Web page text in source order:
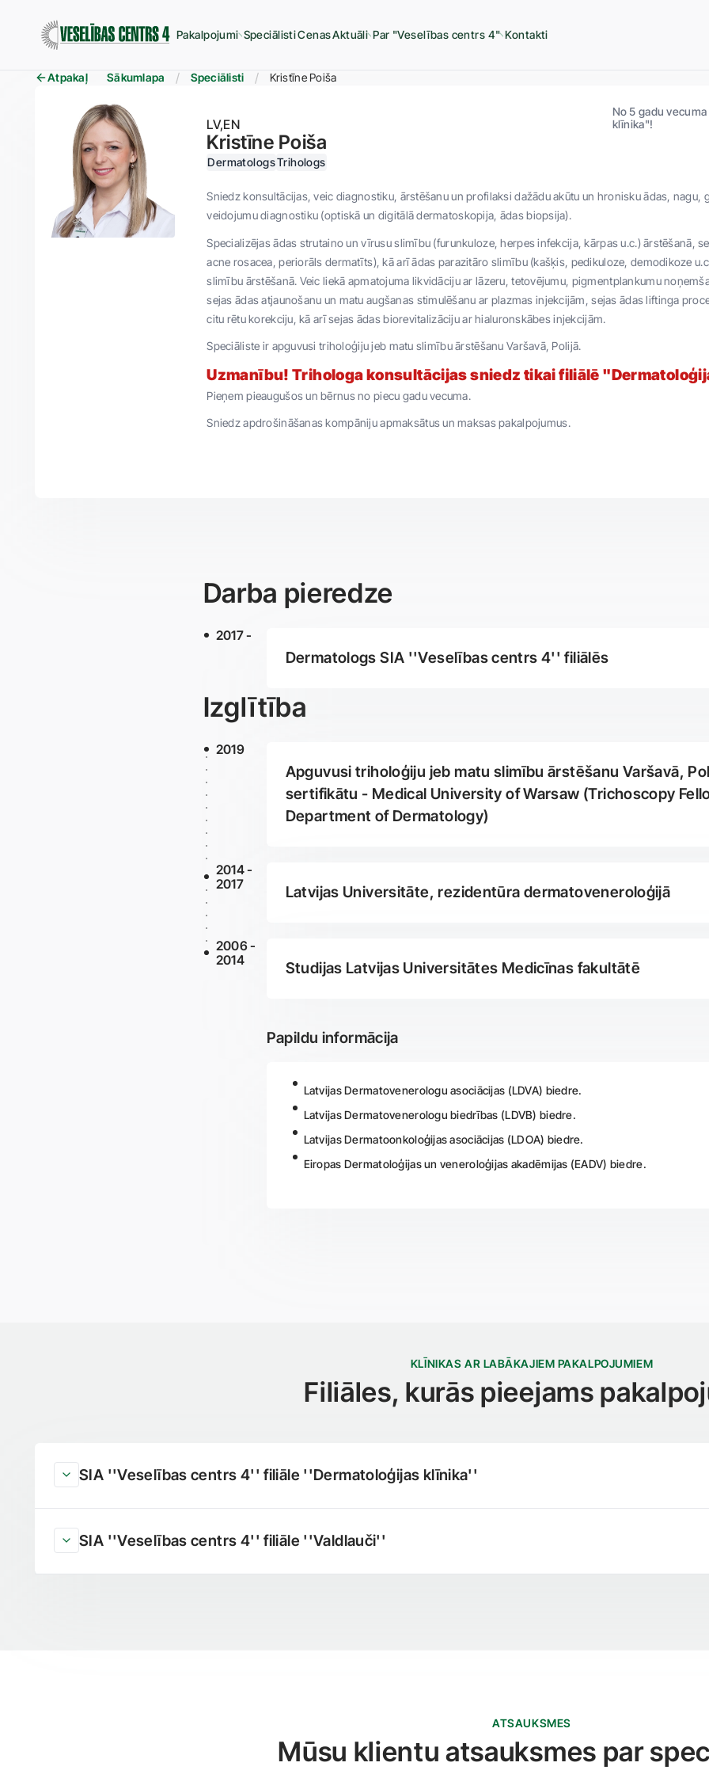
Pakalpojumi SpeciālistiCenasAktuāli Par "Veselības centrs 4" Kontakti
Atpakaļ Sākumlapa Speciālisti Kristīne Poiša
LV EN
No 5 gadu
klīnika"!
Kristīne Poiša
DermatologsTrihologs
Sniedz konsultācijas, veic diagnostiku, ārstēšanu un profilaksi dažādu akūtu un hronisku ādas,
veidojumu diagnostiku (optiskā un digitālā dermatoskopija, ādas biopsija).
Specializējas ādas strutaino un vīrusu slimību (furunkuloze, herpes infekcija, kārpas u.c.) ārstēšanā,
acne rosacea, periorāls dermatīts), kā arī ādas parazitāro slimību (kašķis, pedikuloze, demodikoze
slimību ārstēšanā. Veic liekā apmatojuma likvidāciju ar lāzeru, tetovējumu, pigmentplankumu
sejas ādas atjaunošanu un matu augšanas stimulēšanu ar plazmas injekcijām, sejas ādas liftinga
citu rētu korekciju, kā arī sejas ādas biorevitalizāciju ar hialuronskābes injekcijām.
Speciāliste ir apguvusi triholoģiju jeb matu slimību ārstēšanu Varšavā, Polijā.
Uzmanību! Trihologa konsultācijas sniedz tikai filiālē
Pieņem pieaugušos un bērnus no piecu gadu vecuma.
Sniedz apdrošināšanas kompāniju apmaksātus un maksas pakalpojumus.
Darba pieredze
2017 -
Dermatologs SIA ''Veselības centrs 4'' filiālēs
Izglītība
2019
Apguvusi triholoģiju jeb matu slimību ārstēšanu Varšavā,
sertifikātu - Medical University of Warsaw (Trichoscopy
Department of Dermatology)
2014 -
2017
Latvijas Universitāte, rezidentūra dermatoveneroloģijā
2006 -
2014
Studijas Latvijas Universitātes Medicīnas fakultātē
Papildu informācija
Latvijas Dermatovenerologu asociācijas (LDVA) biedre.
Latvijas Dermatovenerologu biedrības (LDVB) biedre.
Latvijas Dermatoonkoloģijas asociācijas (LDOA) biedre.
Eiropas Dermatoloģijas un veneroloģijas akadēmijas (EADV) biedre.
KLĪNIKAS AR LABĀKAJIEM PAKALPOJUMIEM
Filiāles, kurās pieejams
SIA ''Veselības centrs 4'' filiāle ''Dermatoloģijas klīnika''
SIA ''Veselības centrs 4'' filiāle ''Valdlauči''
ATSAUKSMES
Mūsu klientu atsauksmes par